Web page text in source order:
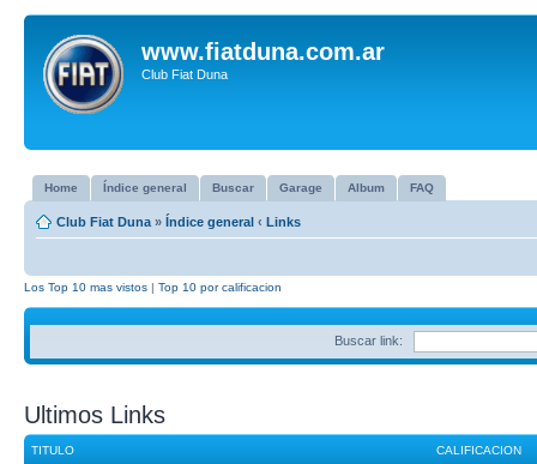
www.fiatduna.com.ar
Club Fiat Duna
Home Índice general Buscar Garage Album FAQ
Club Fiat Duna » Índice general ‹ Links
Los Top 10 mas vistos | Top 10 por calificacion
Buscar link:
Ultimos Links
TITULO CALIFICACION